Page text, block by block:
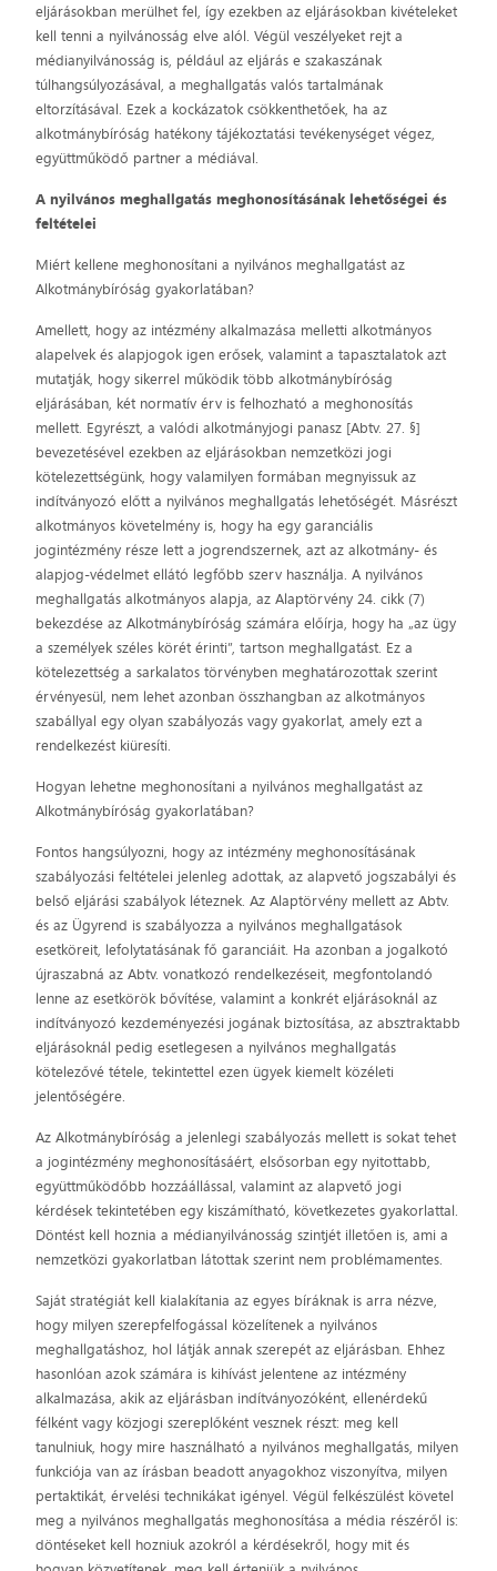
eljárásokban merülhet fel, így ezekben az eljárásokban kivételeket
kell tenni a nyilvánosság elve alól. Végül veszélyeket rejt a
médianyilvánosság is, például az eljárás e szakaszának
túlhangsúlyozásával, a meghallgatás valós tartalmának
eltorzításával. Ezek a kockázatok csökkenthetőek, ha az
alkotmánybíróság hatékony tájékoztatási tevékenységet végez,
együttműködő partner a médiával.
A nyilvános meghallgatás meghonosításának lehetőségei és
feltételei
Miért kellene meghonosítani a nyilvános meghallgatást az
Alkotmánybíróság gyakorlatában?
Amellett, hogy az intézmény alkalmazása melletti alkotmányos
alapelvek és alapjogok igen erősek, valamint a tapasztalatok azt
mutatják, hogy sikerrel működik több alkotmánybíróság
eljárásában, két normatív érv is felhozható a meghonosítás
mellett. Egyrészt, a valódi alkotmányjogi panasz [Abtv. 27. §]
bevezetésével ezekben az eljárásokban nemzetközi jogi
kötelezettségünk, hogy valamilyen formában megnyissuk az
indítványozó előtt a nyilvános meghallgatás lehetőségét. Másrészt
alkotmányos követelmény is, hogy ha egy garanciális
jogintézmény része lett a jogrendszernek, azt az alkotmány- és
alapjog-védelmet ellátó legfőbb szerv használja. A nyilvános
meghallgatás alkotmányos alapja, az Alaptörvény 24. cikk (7)
bekezdése az Alkotmánybíróság számára előírja, hogy ha „az ügy
a személyek széles körét érinti”, tartson meghallgatást. Ez a
kötelezettség a sarkalatos törvényben meghatározottak szerint
érvényesül, nem lehet azonban összhangban az alkotmányos
szabállyal egy olyan szabályozás vagy gyakorlat, amely ezt a
rendelkezést kiüresíti.
Hogyan lehetne meghonosítani a nyilvános meghallgatást az
Alkotmánybíróság gyakorlatában?
Fontos hangsúlyozni, hogy az intézmény meghonosításának
szabályozási feltételei jelenleg adottak, az alapvető jogszabályi és
belső eljárási szabályok léteznek. Az Alaptörvény mellett az Abtv.
és az Ügyrend is szabályozza a nyilvános meghallgatások
esetköreit, lefolytatásának fő garanciáit. Ha azonban a jogalkotó
újraszabná az Abtv. vonatkozó rendelkezéseit, megfontolandó
lenne az esetkörök bővítése, valamint a konkrét eljárásoknál az
indítványozó kezdeményezési jogának biztosítása, az absztraktabb
eljárásoknál pedig esetlegesen a nyilvános meghallgatás
kötelezővé tétele, tekintettel ezen ügyek kiemelt közéleti
jelentőségére.
Az Alkotmánybíróság a jelenlegi szabályozás mellett is sokat tehet
a jogintézmény meghonosításáért, elsősorban egy nyitottabb,
együttműködőbb hozzáállással, valamint az alapvető jogi
kérdések tekintetében egy kiszámítható, következetes gyakorlattal.
Döntést kell hoznia a médianyilvánosság szintjét illetően is, ami a
nemzetközi gyakorlatban látottak szerint nem problémamentes.
Saját stratégiát kell kialakítania az egyes bíráknak is arra nézve,
hogy milyen szerepfelfogással közelítenek a nyilvános
meghallgatáshoz, hol látják annak szerepét az eljárásban. Ehhez
hasonlóan azok számára is kihívást jelentene az intézmény
alkalmazása, akik az eljárásban indítványozóként, ellenérdekű
félként vagy közjogi szereplőként vesznek részt: meg kell
tanulniuk, hogy mire használható a nyilvános meghallgatás, milyen
funkciója van az írásban beadott anyagokhoz viszonyítva, milyen
pertaktikát, érvelési technikákat igényel. Végül felkészülést követel
meg a nyilvános meghallgatás meghonosítása a média részéről is:
döntéseket kell hozniuk azokról a kérdésekről, hogy mit és